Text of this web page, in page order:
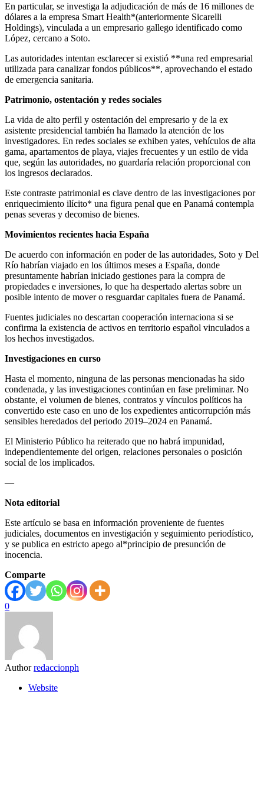
En particular, se investiga la adjudicación de más de 16 millones de
dólares a la empresa Smart Health*(anteriormente Sicarelli
Holdings), vinculada a un empresario gallego identificado como
López, cercano a Soto.
Las autoridades intentan esclarecer si existió **una red empresarial
utilizada para canalizar fondos públicos**, aprovechando el estado
de emergencia sanitaria.
Patrimonio, ostentación y redes sociales
La vida de alto perfil y ostentación del empresario y de la ex
asistente presidencial también ha llamado la atención de los
investigadores. En redes sociales se exhiben yates, vehículos de alta
gama, apartamentos de playa, viajes frecuentes y un estilo de vida
que, según las autoridades, no guardaría relación proporcional con
los ingresos declarados.
Este contraste patrimonial es clave dentro de las investigaciones por
enriquecimiento ilícito* una figura penal que en Panamá contempla
penas severas y decomiso de bienes.
Movimientos recientes hacia España
De acuerdo con información en poder de las autoridades, Soto y Del
Río habrían viajado en los últimos meses a España, donde
presuntamente habrían iniciado gestiones para la compra de
propiedades e inversiones, lo que ha despertado alertas sobre un
posible intento de mover o resguardar capitales fuera de Panamá.
Fuentes judiciales no descartan cooperación internaciona si se
confirma la existencia de activos en territorio español vinculados a
los hechos investigados.
Investigaciones en curso
Hasta el momento, ninguna de las personas mencionadas ha sido
condenada, y las investigaciones continúan en fase preliminar. No
obstante, el volumen de bienes, contratos y vínculos políticos ha
convertido este caso en uno de los expedientes anticorrupción más
sensibles heredados del periodo 2019–2024 en Panamá.
El Ministerio Público ha reiterado que no habrá impunidad,
independientemente del origen, relaciones personales o posición
social de los implicados.
—
Nota editorial
Este artículo se basa en información proveniente de fuentes
judiciales, documentos en investigación y seguimiento periodístico,
y se publica en estricto apego al*principio de presunción de
inocencia.
Comparte
0
Author redaccionph
Website